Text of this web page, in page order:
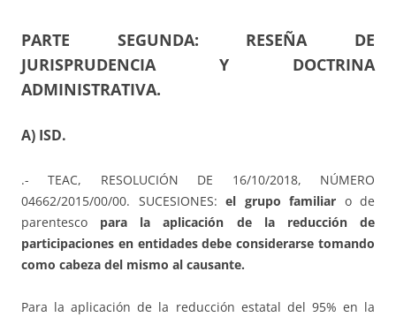
PARTE SEGUNDA: RESEÑA DE
JURISPRUDENCIA Y DOCTRINA
ADMINISTRATIVA.
A) ISD.
.- TEAC, RESOLUCIÓN DE 16/10/2018, NÚMERO
04662/2015/00/00. SUCESIONES: el grupo familiar o de
parentesco para la aplicación de la reducción de
participaciones en entidades debe considerarse tomando
como cabeza del mismo al causante.
Para la aplicación de la reducción estatal del 95% en la